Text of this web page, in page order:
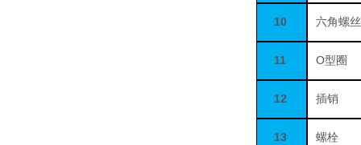
10 六角螺丝
11 O型圈
12 插销
13 螺栓